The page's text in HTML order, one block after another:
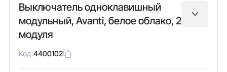
Выключатель одноклавишный
модульный, Avanti, белое облако, 2
модуля
Код:4400102